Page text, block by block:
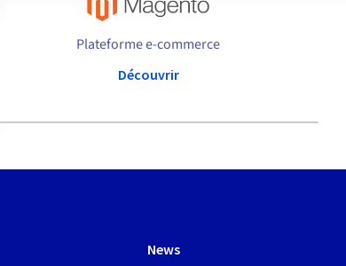
Plateforme e-commerce
Découvrir
News